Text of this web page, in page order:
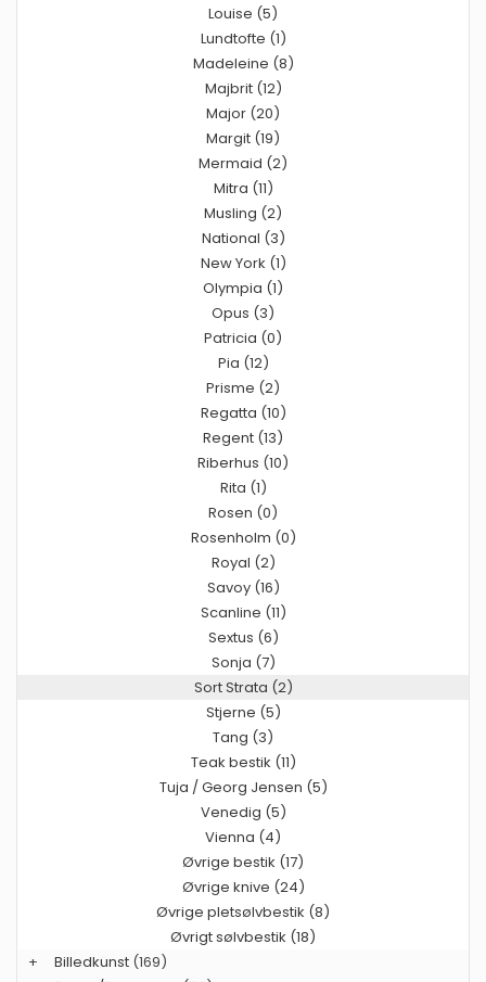
Louise (5)
Lundtofte (1)
Madeleine (8)
Majbrit (12)
Major (20)
Margit (19)
Mermaid (2)
Mitra (11)
Musling (2)
National (3)
New York (1)
Olympia (1)
Opus (3)
Patricia (0)
Pia (12)
Prisme (2)
Regatta (10)
Regent (13)
Riberhus (10)
Rita (1)
Rosen (0)
Rosenholm (0)
Royal (2)
Savoy (16)
Scanline (11)
Sextus (6)
Sonja (7)
Sort Strata (2)
Stjerne (5)
Tang (3)
Teak bestik (11)
Tuja / Georg Jensen (5)
Venedig (5)
Vienna (4)
Øvrige bestik (17)
Øvrige knive (24)
Øvrige pletsølvbestik (8)
Øvrigt sølvbestik (18)
+
Billedkunst (169)